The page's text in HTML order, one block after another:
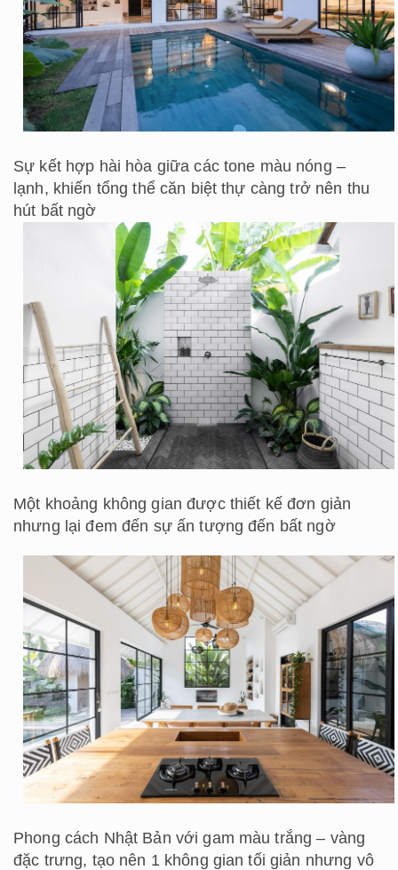
Sự kết hợp hài hòa giữa các tone màu nóng –
lạnh, khiến tổng thể căn biệt thự càng trở nên thu
hút bất ngờ
Một khoảng không gian được thiết kế đơn giản
nhưng lại đem đến sự ấn tượng đến bất ngờ
Phong cách Nhật Bản với gam màu trắng – vàng
đặc trưng, tạo nên 1 không gian tối giản nhưng vô